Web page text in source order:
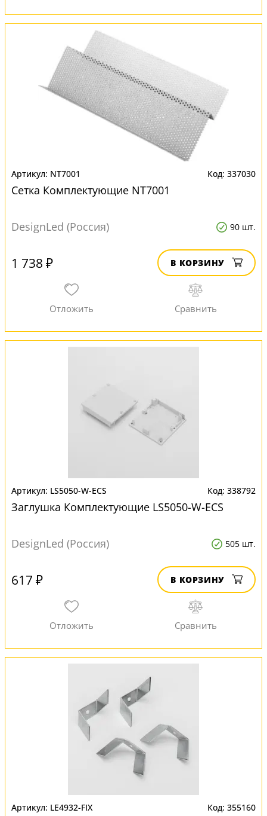
NT7001 337030
Сетка Комплектующие NT7001
DesignLed (Россия) 90 шт.
1 738 ₽ В КОРЗИНУ
LS5050-W-ECS 338792
Заглушка Комплектующие LS5050-W-ECS
DesignLed (Россия) 505 шт.
617 ₽ В КОРЗИНУ
LE4932-FIX 355160